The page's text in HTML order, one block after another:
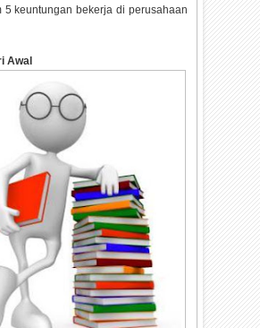
5 keuntungan bekerja di perusahaan
Awal